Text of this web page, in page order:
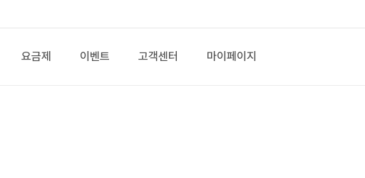
요금제 이벤트 고객센터 마이페이지